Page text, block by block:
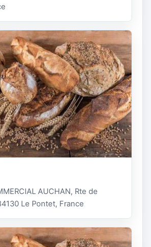
AUCHAN, Rte de
Le Pontet, France